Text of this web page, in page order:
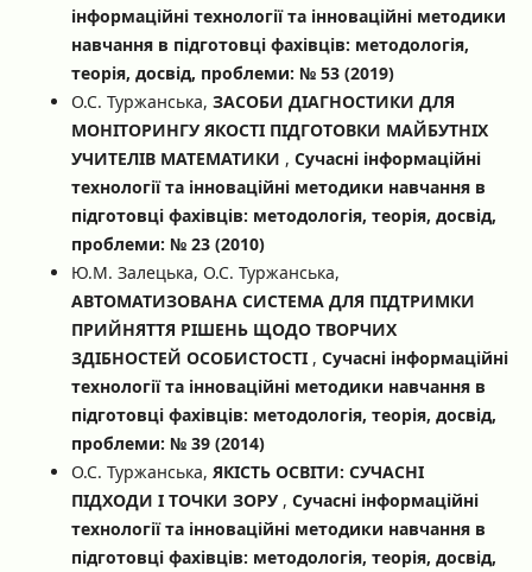
інформаційні технології та інноваційні методики
навчання в підготовці фахівців: методологія,
теорія, досвід, проблеми: № 53 (2019)
О.С. Туржанська, ЗАСОБИ ДІАГНОСТИКИ ДЛЯ
МОНІТОРИНГУ ЯКОСТІ ПІДГОТОВКИ МАЙБУТНІХ
УЧИТЕЛІВ МАТЕМАТИКИ , Сучасні інформаційні
технології та інноваційні методики навчання в
підготовці фахівців: методологія, теорія, досвід,
проблеми: № 23 (2010)
Ю.М. Залецька, О.С. Туржанська,
АВТОМАТИЗОВАНА СИСТЕМА ДЛЯ ПІДТРИМКИ
ПРИЙНЯТТЯ РІШЕНЬ ЩОДО ТВОРЧИХ
ЗДІБНОСТЕЙ ОСОБИСТОСТІ , Сучасні інформаційні
технології та інноваційні методики навчання в
підготовці фахівців: методологія, теорія, досвід,
проблеми: № 39 (2014)
О.С. Туржанська, ЯКІСТЬ ОСВІТИ: СУЧАСНІ
ПІДХОДИ І ТОЧКИ ЗОРУ , Сучасні інформаційні
технології та інноваційні методики навчання в
підготовці фахівців: методологія, теорія, досвід,